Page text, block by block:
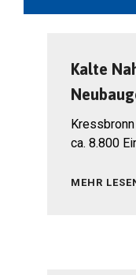
Kalte
ca. 8.800
MEHR